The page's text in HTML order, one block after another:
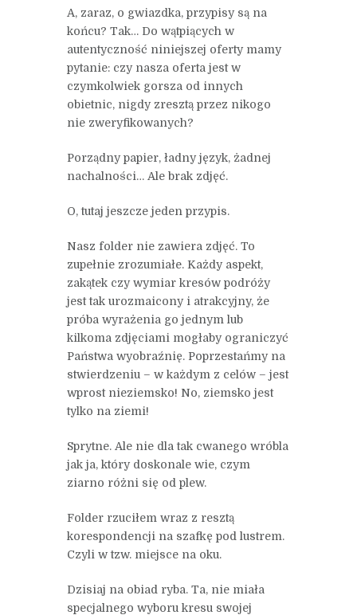
A, zaraz, o gwiazdka, przypisy są na
końcu? Tak… Do wątpiących w
autentyczność niniejszej oferty mamy
pytanie: czy nasza oferta jest w
czymkolwiek gorsza od innych
obietnic, nigdy zresztą przez nikogo
nie zweryfikowanych?
Porządny papier, ładny język, żadnej
nachalności… Ale brak zdjęć.
O, tutaj jeszcze jeden przypis.
Nasz folder nie zawiera zdjęć. To
zupełnie zrozumiałe. Każdy aspekt,
zakątek czy wymiar kresów podróży
jest tak urozmaicony i atrakcyjny, że
próba wyrażenia go jednym lub
kilkoma zdjęciami mogłaby ograniczyć
Państwa wyobraźnię. Poprzestańmy na
stwierdzeniu – w każdym z celów – jest
wprost nieziemsko! No, ziemsko jest
tylko na ziemi!
Sprytne. Ale nie dla tak cwanego wróbla
jak ja, który doskonale wie, czym
ziarno różni się od plew.
Folder rzuciłem wraz z resztą
korespondencji na szafkę pod lustrem.
Czyli w tzw. miejsce na oku.
Dzisiaj na obiad ryba. Ta, nie miała
specjalnego wyboru kresu swojej